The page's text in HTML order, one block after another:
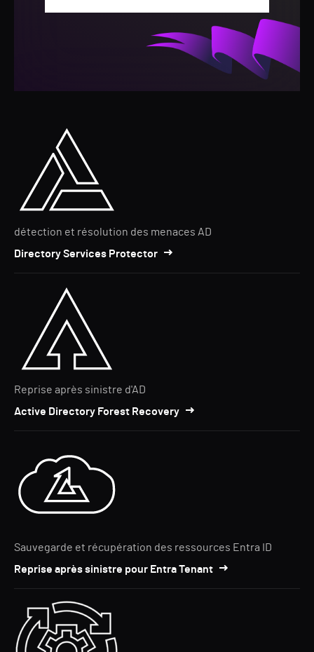
détection et résolution des menaces AD
Directory Services Protector
Reprise après sinistre d'AD
Active Directory Forest Recovery
Sauvegarde et récupération des ressources Entra ID
Reprise après sinistre pour Entra Tenant